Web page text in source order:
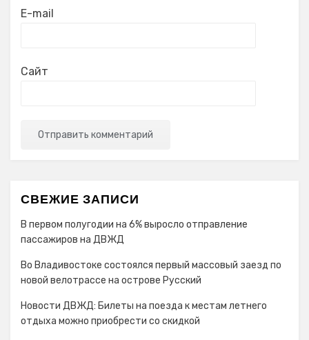
E-mail
Сайт
СВЕЖИЕ ЗАПИСИ
В первом полугодии на 6% выросло отправление
пассажиров на ДВЖД
Во Владивостоке состоялся первый массовый заезд по
новой велотрассе на острове Русский
Новости ДВЖД: Билеты на поезда к местам летнего
отдыха можно приобрести со скидкой